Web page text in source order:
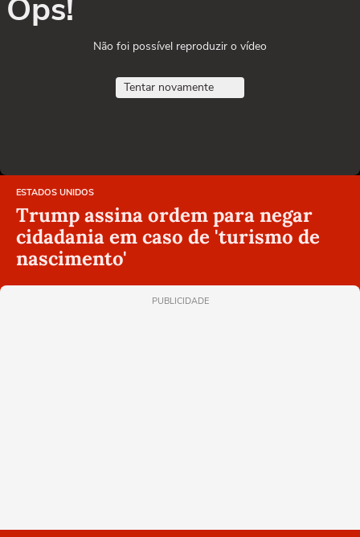
Ops!
Não foi possível reproduzir o vídeo
Tentar novamente
ESTADOS UNIDOS
Trump assina ordem para negar
cidadania em caso de 'turismo de
nascimento'
PUBLICIDADE